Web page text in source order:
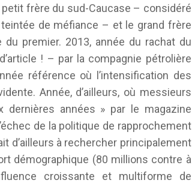
frère du sud-Caucase – considéré
de méfiance – et le grand frère
du premier. 2013, année du rachat du
! – par la compagnie pétrolière
référence où l’intensification des
Année, d’ailleurs, où messieurs
années » par le magazine
de la politique de rapprochement
d’ailleurs à rechercher principalement
démographique (80 millions contre à
croissante et multiforme de